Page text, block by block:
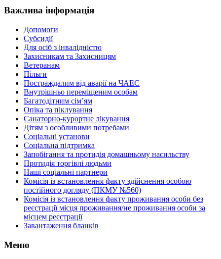
Важлива інформація
Допомоги
Субсидії
Для осіб з інвалідністю
Захисникам та Захисницям
Ветеранам
Пільги
Постраждалим від аварії на ЧАЕС
Внутрішньо переміщеним особам
Багатодітним сім’ям
Опіка та піклування
Санаторно-курортне лікування
Дітям з особливими потребами
Соціальні установи
Соціальна підтримка
Запобігання та протидія домашньому насильству
Протидія торгівлі людьми
Наші соціальні партнери
Комісія із встановлення факту здійснення особою
постійного догляду (ПКМУ №560)
Комісія із встановлення факту проживання особи без
реєстрації місця проживання/не проживання особи за
місцем реєстрації
Завантаження бланків
Меню